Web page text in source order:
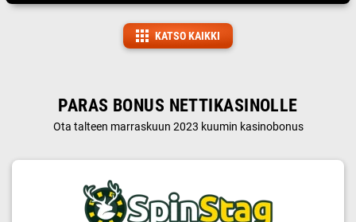
KATSO KAIKKI
PARAS BONUS NETTIKASINOLLE
Ota talteen marraskuun 2023 kuumin kasinobonus